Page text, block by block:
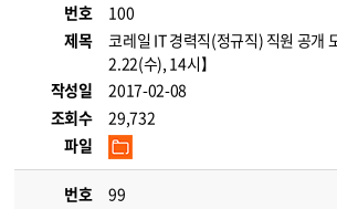
번호
100
제목
코레일 IT 경력직(정규직) 직원 공개
2.22(수), 14시】
작성일
2017-02-08
조회수
29,732
파일
번호
99